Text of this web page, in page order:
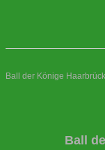
Ball der Könige
Ball